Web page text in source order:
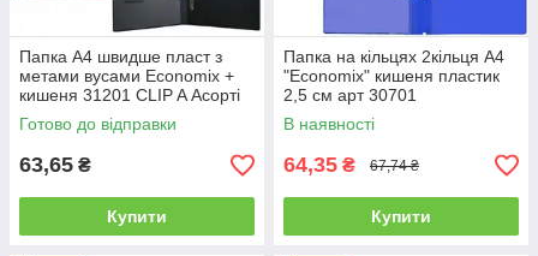
Папка А4 швидше пласт з
метами вусами Economix +
кишеня 31201 CLIP A Асорті
кольорів
Готово до відправки
63,65 ₴
Купити
Папка на кільцях 2кільця А4
"Economix" кишеня пластик
2,5 см арт 30701
В наявності
64,35 ₴ 67,74 ₴
Купити